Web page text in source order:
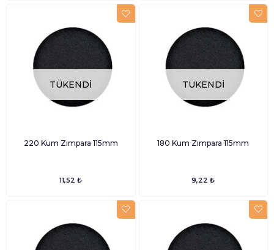
TÜKENDI
220 Kum Zımpara 115mm
11,52 ₺
TÜKENDI
180 Kum Zımpara 115mm
9,22 ₺